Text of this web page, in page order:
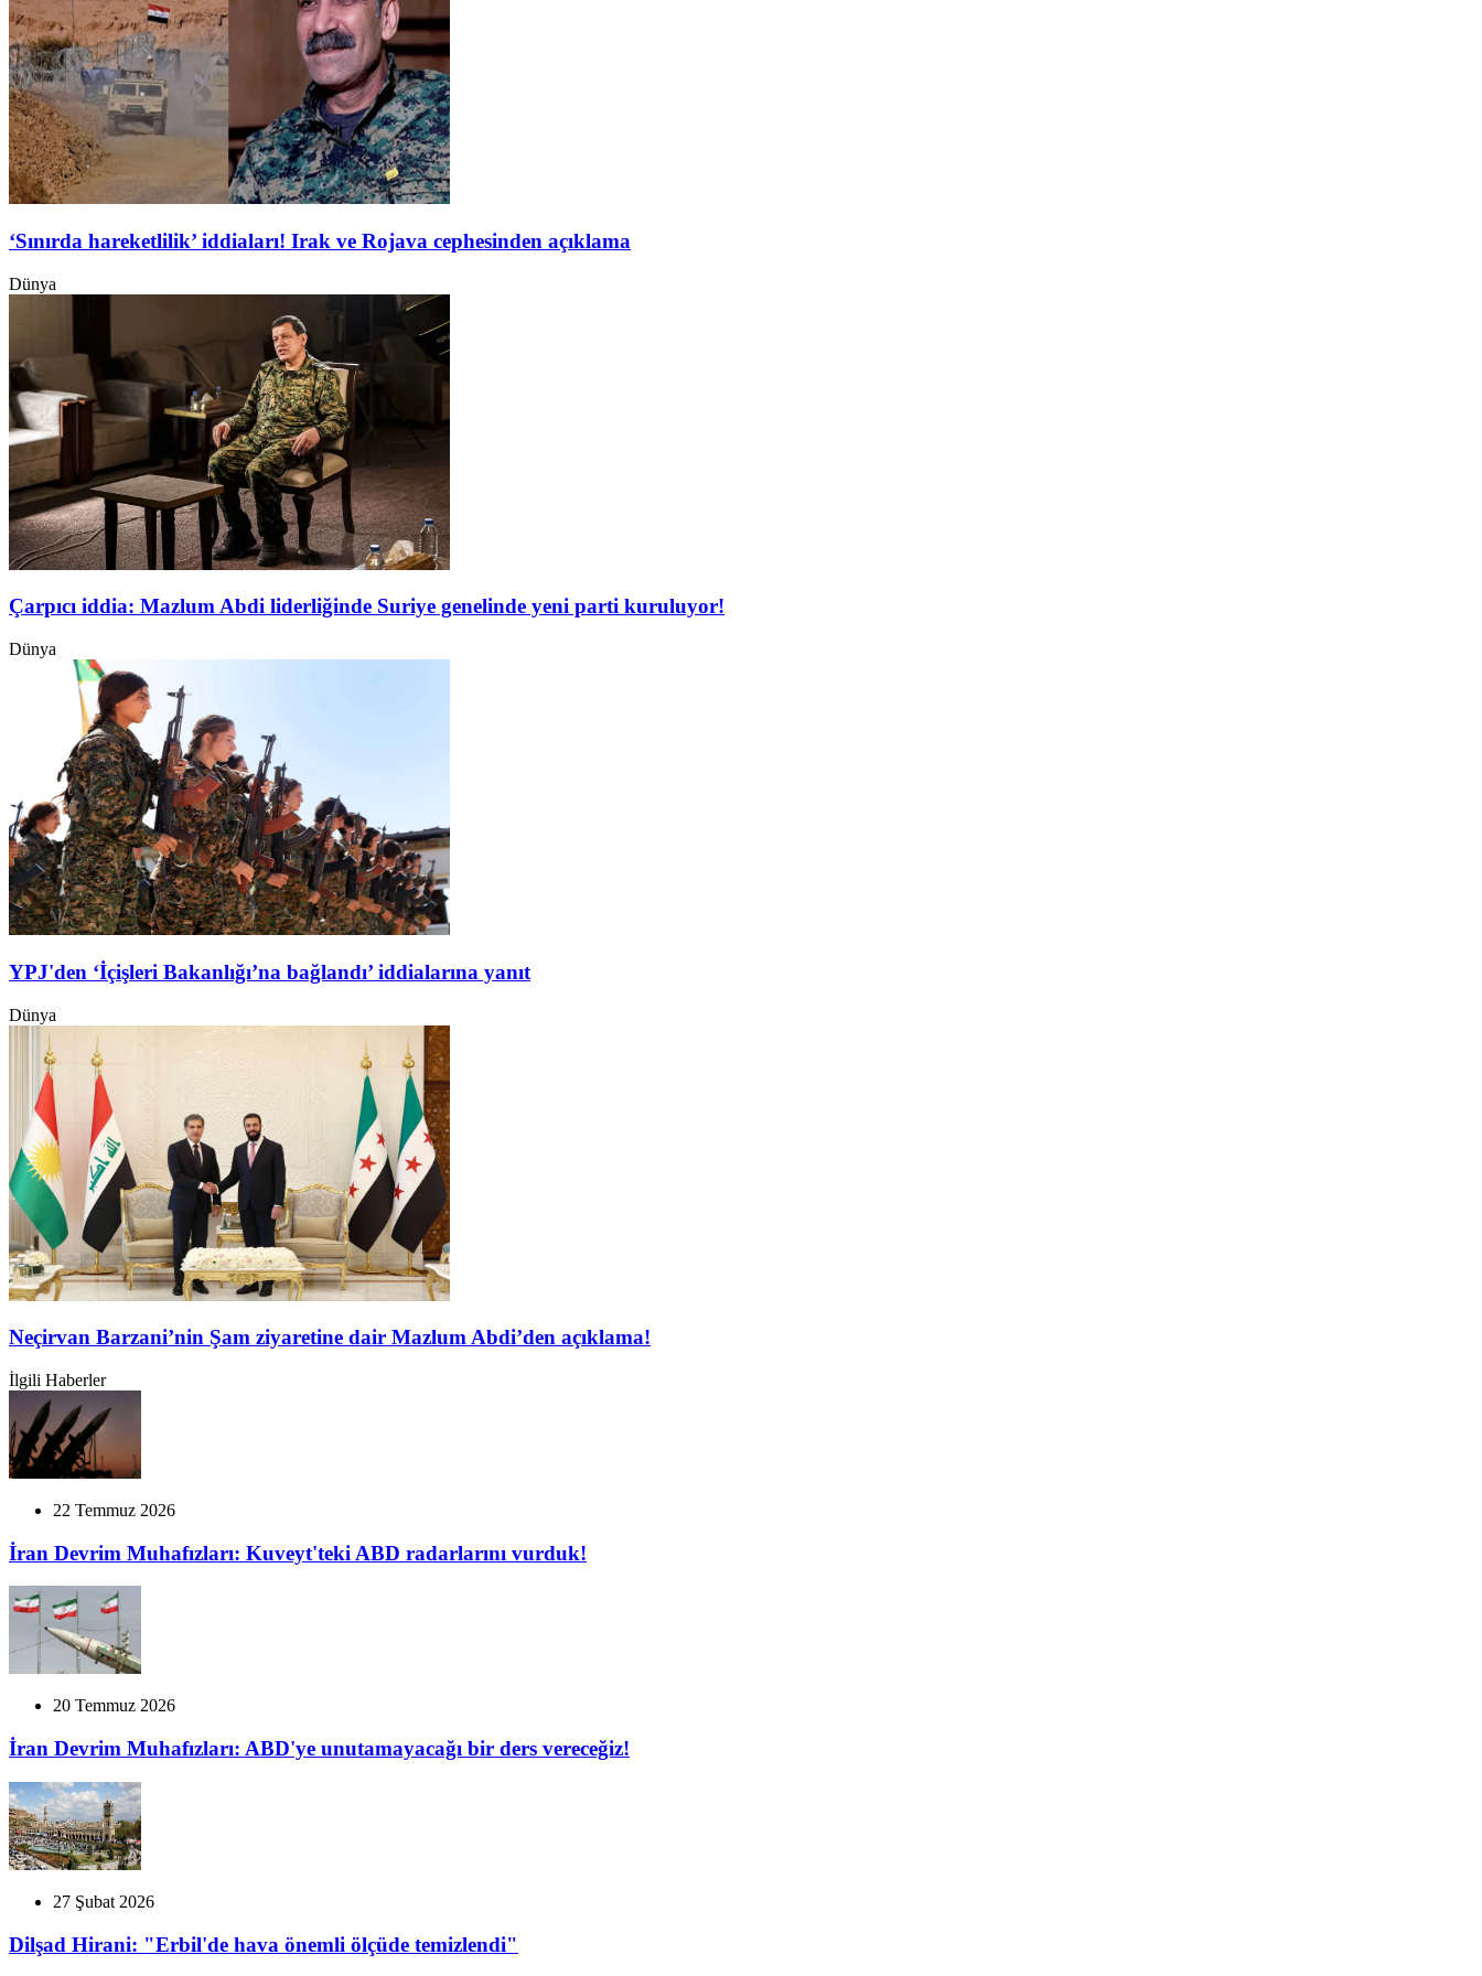
‘Sınırda hareketlilik’ iddiaları! Irak ve Rojava cephesinden açıklama
Dünya
Çarpıcı iddia: Mazlum Abdi liderliğinde Suriye genelinde yeni parti kuruluyor!
Dünya
YPJ'den ‘İçişleri Bakanlığı’na bağlandı’ iddialarına yanıt
Dünya
Neçirvan Barzani’nin Şam ziyaretine dair Mazlum Abdi’den açıklama!
İlgili Haberler
22 Temmuz 2026
İran Devrim Muhafızları: Kuveyt'teki ABD radarlarını vurduk!
20 Temmuz 2026
İran Devrim Muhafızları: ABD'ye unutamayacağı bir ders vereceğiz!
27 Şubat 2026
Dilşad Hirani: "Erbil'de hava önemli ölçüde temizlendi"